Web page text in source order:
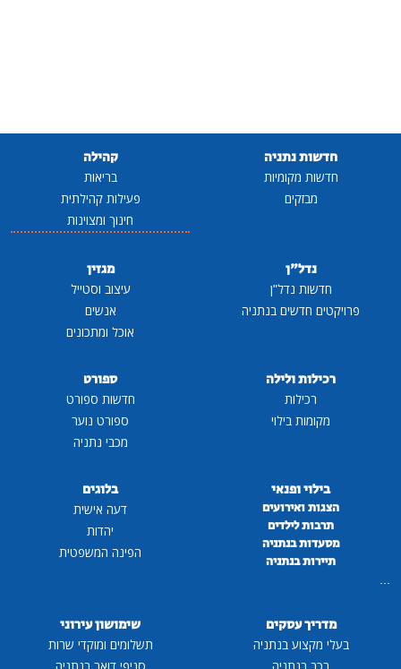
חדשות נתניה
חדשות מקומיות
מבזקים
קהילה
בריאות
פעילות קהילתית
חינוך ומצוינות
נדל"ן
חדשות נדל"ן
פרויקטים חדשים בנתניה
מגזין
עיצוב וסטייל
אנשים
אוכל ומתכונים
רכילות ולילה
רכילות
מקומות בילוי
ספורט
חדשות ספורט
ספורט נוער
מכבי נתניה
בילוי ופנאי
הצגות ואירועים
תרבות לילדים
מסעדות בנתניה
תיירות בנתניה
...
בלוגים
דעה אישית
יהדות
הפינה המשפטית
מדריך עסקים
בעלי מקצוע בנתניה
שימושון עירוני
תשלומים ומוקדי שרות